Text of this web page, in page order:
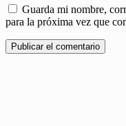
Guarda mi nombre,
para la próxima vez que